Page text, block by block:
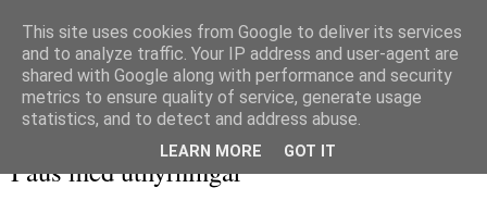
Paus med uthyrningar
This site uses cookies from Google to deliver its services
and to analyze traffic. Your IP address and user-agent are
shared with Google along with performance and security
metrics to ensure quality of service, generate usage
statistics, and to detect and address abuse.
LEARN MORE GOT IT